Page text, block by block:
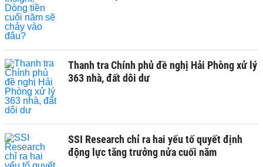
Thanh tra Chính phủ đề nghị Hải Phòng xử lý
363 nhà, đất dôi dư
SSI Research chỉ ra hai yếu tố quyết định
động lực tăng trưởng nửa cuối năm